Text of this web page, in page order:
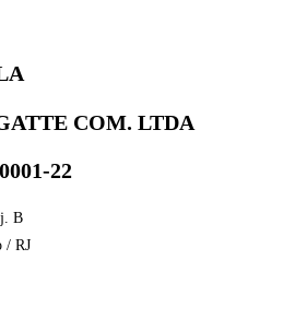
COM. LTDA
22
B
/ RJ